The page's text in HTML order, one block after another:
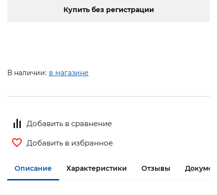
Купить без регистрации
В наличии: в магазине
Добавить в сравнение
Добавить в избранное
Описание Характеристики Отзывы